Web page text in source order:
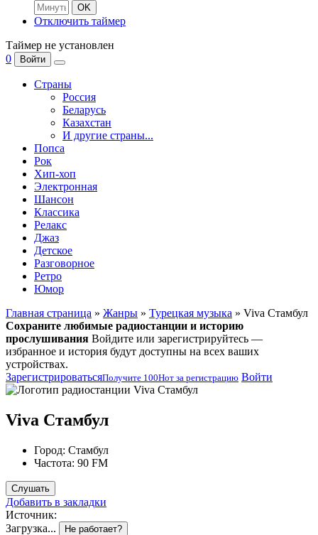
OK
Отключить таймер
Таймер не установлен
0
Войти
Страны
Россия
Беларусь
Казахстан
И другие страны...
Попса
Рок
Хип-хоп
Электронная
Шансон
Классика
Релакс
Джаз
Детское
Разговорное
Ретро
Юмор
Главная страница » Жанры » Турецкая музыка » Viva Стамбул
Сохраните любимые радиостанции и историю
прослушивания Войдите или зарегистрируйтесь —
избранное и история будут доступны на всех ваших
устройствах.
ЗарегистрироватьсяПолучите 100Нот за регистрацию Войти
Viva Стамбул
Город: Стамбул
Частота: 90 FM
Слушать
Добавить в закладки
Источник:
Загрузка...
Не работает?